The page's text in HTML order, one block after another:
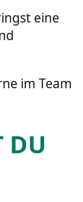
eine
im Team
DU